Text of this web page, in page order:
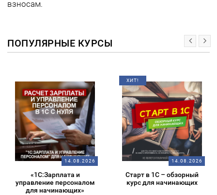
взносам.
ПОПУЛЯРНЫЕ КУРСЫ
14.08.2026
«1С:Зарплата и
управление персоналом
для начинающих»
ХИТ!
14.08.2026
Старт в 1С – обзорный
курс для начинающих